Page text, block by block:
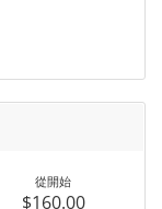
從開始
$160.00